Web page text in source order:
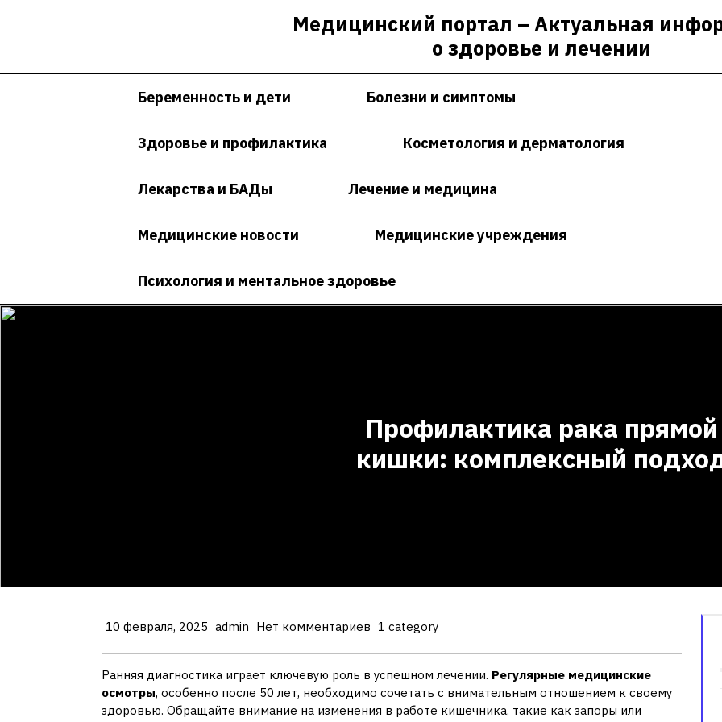
Медицинский портал – Актуальная
о здоровье и лечении
Беременность и дети Болезни и симптомы
Здоровье и профилактика Косметология и дерматология
Лекарства и БАДы Лечение и медицина
Медицинские новости Медицинские учреждения
Психология и ментальное здоровье
Профилактика рака прямой
кишки: комплексный
10 февраля, 2025 admin Нет комментариев 1 category
Ранняя диагностика играет ключевую роль в успешном лечении. Регулярные медицинские
осмотры, особенно после 50 лет, необходимо сочетать с внимательным отношением к своему
здоровью. Обращайте внимание на изменения в работе кишечника, такие как запоры или